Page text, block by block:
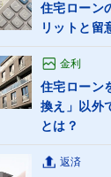
住宅ローン
リットと留
金利
住宅ローン
換え」以外
とは？
返済